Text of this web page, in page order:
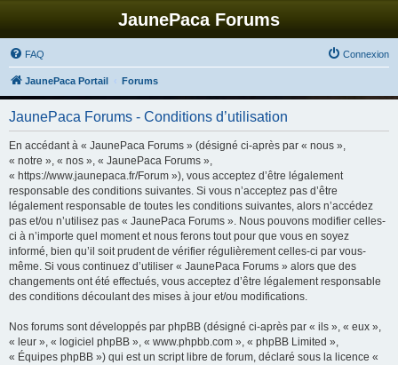
JaunePaca Forums
FAQ Connexion
JaunePaca Portail Forums
JaunePaca Forums - Conditions d’utilisation
En accédant à « JaunePaca Forums » (désigné ci-après par « nous »,
« notre », « nos », « JaunePaca Forums »,
« https://www.jaunepaca.fr/Forum »), vous acceptez d’être légalement
responsable des conditions suivantes. Si vous n’acceptez pas d’être
légalement responsable de toutes les conditions suivantes, alors n’accédez
pas et/ou n’utilisez pas « JaunePaca Forums ». Nous pouvons modifier celles-
ci à n’importe quel moment et nous ferons tout pour que vous en soyez
informé, bien qu’il soit prudent de vérifier régulièrement celles-ci par vous-
même. Si vous continuez d’utiliser « JaunePaca Forums » alors que des
changements ont été effectués, vous acceptez d’être légalement responsable
des conditions découlant des mises à jour et/ou modifications.
Nos forums sont développés par phpBB (désigné ci-après par « ils », « eux »,
« leur », « logiciel phpBB », « www.phpbb.com », « phpBB Limited »,
« Équipes phpBB ») qui est un script libre de forum, déclaré sous la licence «